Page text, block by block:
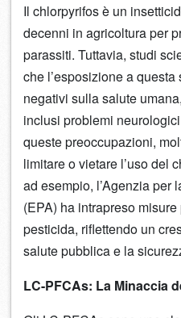
Il chlorpyrifos è un
decenni in agricoltura per
parassiti. Tuttavia, studi
che l’esposizione a
negativi sulla salute
inclusi problemi
queste preoccupazioni,
limitare o vietare l’uso del
ad esempio, l’Agenzia per
(EPA) ha intrapreso
pesticida, riflettendo un
salute pubblica e la
LC-PFCAs: La Minaccia